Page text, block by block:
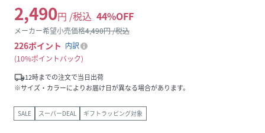
2,490円 /税込 44%OFF
メーカー希望小売価格4,490円 /税込
226ポイント 内訳
10%ポイントバック
local_shipping12時までの注文で当日出荷
※サイズ・カラーによりお届け日が異なる場合があります。
SALE スーパーDEAL ギフトラッピング対象